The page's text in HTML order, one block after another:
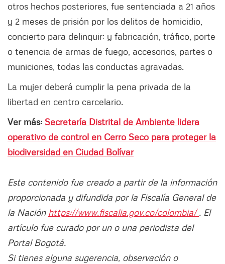
otros hechos posteriores, fue sentenciada a 21 años
y 2 meses de prisión por los delitos de homicidio,
concierto para delinquir; y fabricación, tráfico, porte
o tenencia de armas de fuego, accesorios, partes o
municiones, todas las conductas agravadas.
La mujer deberá cumplir la pena privada de la
libertad en centro carcelario.
Ver más: Secretaría Distrital de Ambiente lidera
operativo de control en Cerro Seco para proteger la
biodiversidad en Ciudad Bolívar
Este contenido fue creado a partir de la información
proporcionada y difundida por la Fiscalía General de
la Nación https://www.fiscalia.gov.co/colombia/. El
artículo fue curado por un o una periodista del
Portal Bogotá.
Si tienes alguna sugerencia, observación o